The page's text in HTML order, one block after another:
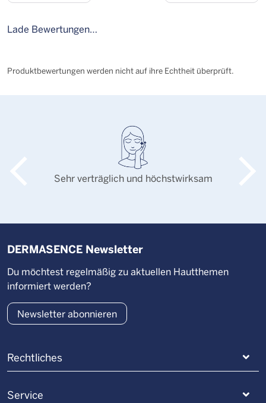
Lade Bewertungen…
Produktbewertungen werden nicht auf ihre Echtheit überprüft.
Sehr verträglich und höchstwirksam
Rechtliches
Service
DERMASENCE Newsletter
Du möchtest regelmäßig zu aktuellen Hautthemen
informiert werden?
Newsletter abonnieren